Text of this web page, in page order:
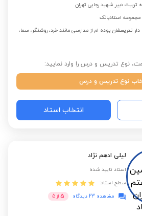
تربیت دبیر شهید رجایی تهران
استادبانک
تدریسشان بوده ام از مدارسی مانند خرد، روشنگر، سما،
نوع تدریس و درس را وارد نمایید:
نوع تدریس و درس
انتخاب استاد
لیلی ادهم نژاد
استاد تایید شده
سطح استاد:
مشاهده 23 دیدگاه
5 از 5